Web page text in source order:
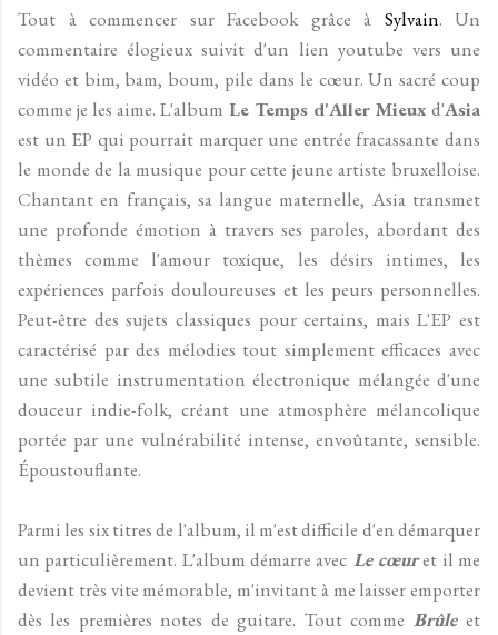
Tout à commencer sur Facebook grâce à Sylvain. Un
commentaire élogieux suivit d'un lien youtube vers une
vidéo et bim, bam, boum, pile dans le cœur. Un sacré coup
comme je les aime. L'album Le Temps d'Aller Mieuxd'Asia
est un EP qui pourrait marquer une entrée fracassante dans
le monde de la musique pour cette jeune artiste bruxelloise.
Chantant en français, sa langue maternelle, Asia transmet
une profonde émotion à travers ses paroles, abordant des
thèmes comme l'amour toxique, les désirs intimes, les
expériences parfois douloureuses et les peurs personnelles.
Peut-être des sujets classiques pour certains, mais L'EP est
caractérisé par des mélodies tout simplement efficaces avec
une subtile instrumentation électronique mélangée d'une
douceur indie-folk, créant une atmosphère mélancolique
portée par une vulnérabilité intense, envoûtante, sensible.
Époustouflante.
Parmi les six titres de l'album, il m'est difficile d'en démarquer
un particulièrement. L'album démarre avec Le cœuret il me
devient très vite mémorable, m'invitant à me laisser emporter
dès les premières notes de guitare. Tout comme Brûleet